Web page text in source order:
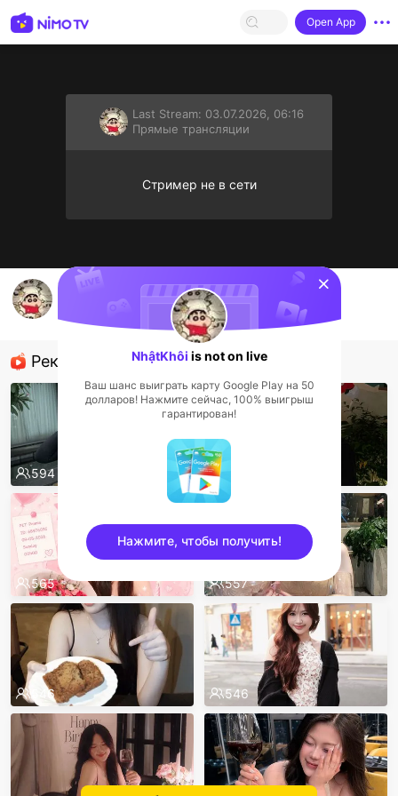
Open App
Last Stream: 03.07.2026, 06:16
Прямые трансляции
Стример не в сети
NhậtKhôi's Live Channel
Прямые трансляции
Рекомендованные стримеры
594 575
565 557
546 546
sentinelStart
NhậtKhôi is not on live
Ваш шанс выиграть карту Google Play на 50
долларов! Нажмите сейчас, 100% выигрыш
гарантирован!
Нажмите, чтобы получить!
sentinelEnd